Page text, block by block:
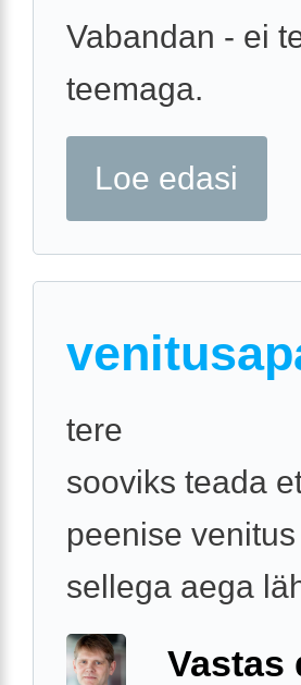
Vabandan - ei
teemaga.
Loe edasi
tere
sooviks teada
peenise
sellega aega
Vastas